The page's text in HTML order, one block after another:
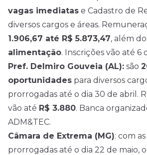
vagas imediatas e Cadastro de
diversos cargos e áreas.
1.906,67 até R$ 5.873,47, além do
alimentação. Inscrições vão até 6
Pref. Delmiro Gouveia (AL): são
oportunidades para diversos
prorrogadas até o dia 30 de abril.
vão até R$ 3.880. Banca
ADM&TEC.
Câmara de Extrema (MG): com
prorrogadas até o dia 22 de maio,